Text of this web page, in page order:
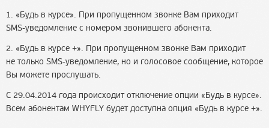
1. «Будь в курсе». При пропущенном звонке Вам приходит
SMS-уведомление с номером звонившего абонента.
2. «Будь в курсе +». При пропущенном звонке Вам приходит
не только SMS-уведомление, но и голосовое сообщение, которое
Вы можете прослушать.
С 29.04.2014 года происходит отключение опции «Будь в курсе».
Всем абонентам WHYFLY будет доступна опция «Будь в курсе +».